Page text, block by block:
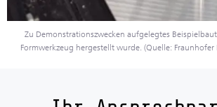
Zu Demonstrationszwecken aufgelegtes
Formwerkzeug hergestellt wurde. (Quelle: Fraunhofer